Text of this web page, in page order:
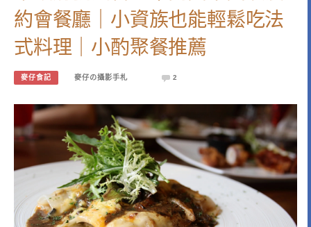
約會餐廳｜小資族也能輕鬆吃法
式料理｜小酌聚餐推薦
麥仔食記 麥仔の攝影手札 2